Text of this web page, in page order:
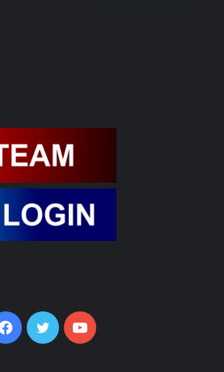
Facebook
TwitterYouTube